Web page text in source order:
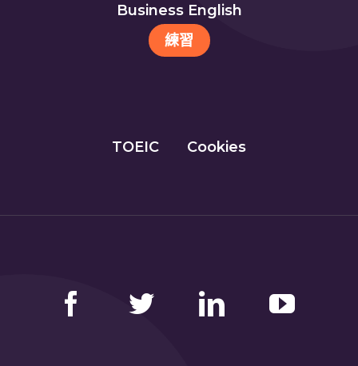
Business English
練習
TOEIC Cookies